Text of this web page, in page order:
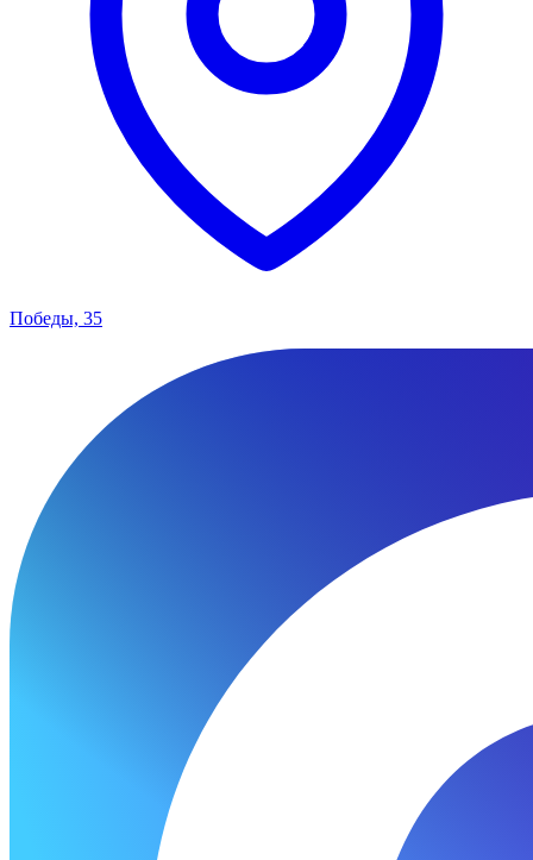
Победы, 35